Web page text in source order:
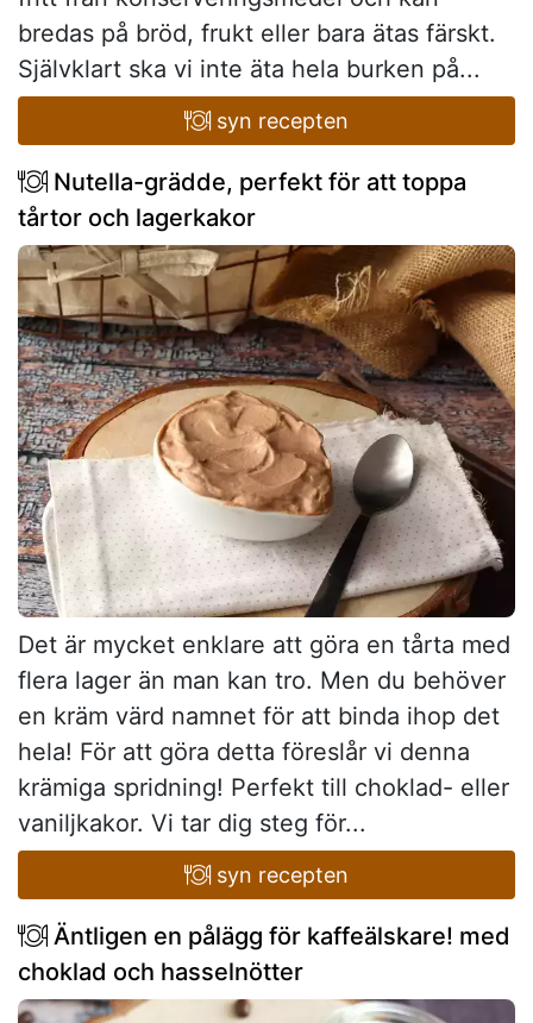
bredas på bröd, frukt eller bara ätas färskt.
Självklart ska vi inte äta hela burken på...
syn recepten
Nutella-grädde, perfekt för att toppa
tårtor och lagerkakor
Det är mycket enklare att göra en tårta med
flera lager än man kan tro. Men du behöver
en kräm värd namnet för att binda ihop det
hela! För att göra detta föreslår vi denna
krämiga spridning! Perfekt till choklad- eller
vaniljkakor. Vi tar dig steg för...
syn recepten
Äntligen en pålägg för kaffeälskare! med
choklad och hasselnötter